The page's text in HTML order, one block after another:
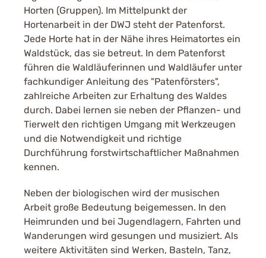
Horten (Gruppen). Im Mittelpunkt der
Hortenarbeit in der DWJ steht der Patenforst.
Jede Horte hat in der Nähe ihres Heimatortes ein
Waldstück, das sie betreut. In dem Patenforst
führen die Waldläuferinnen und Waldläufer unter
fachkundiger Anleitung des "Patenförsters",
zahlreiche Arbeiten zur Erhaltung des Waldes
durch. Dabei lernen sie neben der Pflanzen- und
Tierwelt den richtigen Umgang mit Werkzeugen
und die Notwendigkeit und richtige
Durchführung forstwirtschaftlicher Maßnahmen
kennen.
Neben der biologischen wird der musischen
Arbeit große Bedeutung beigemessen. In den
Heimrunden und bei Jugendlagern, Fahrten und
Wanderungen wird gesungen und musiziert. Als
weitere Aktivitäten sind Werken, Basteln, Tanz,